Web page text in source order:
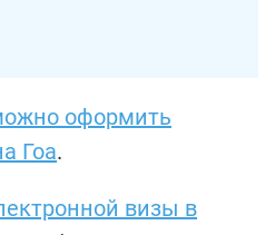
оформить
Гоа.
визы в